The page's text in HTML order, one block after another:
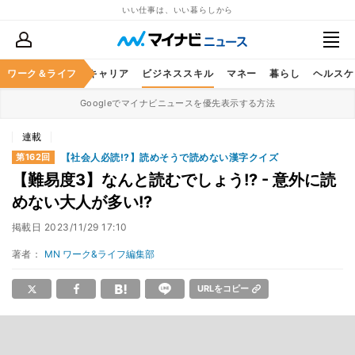
いい仕事は、いい暮らしから
ワーク＆ライフ キャリア ビジネススキル マネー 暮らし ヘルス
Googleでマイナビニュースを優先表示する方法
連載
第162回 【社会人必読!?】読めそうで読めない漢字クイズ
【難易度3】なんと読むでしょう!? - 意外に読
めない大人が多い!?
掲載日 2023/11/29 17:10
著者： MN ワーク&ライフ編集部
URLをコピー